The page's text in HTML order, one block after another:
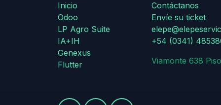
Inicio
Odoo
LP Agro Suite
IA+IH
Genexus
Flutter
Contáctanos
Envíe su ticket
+54 (0341)
Viamonte 638